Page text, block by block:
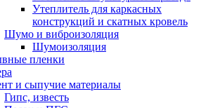
Утеплитель для каркасных
конструкций и скатных кровель
Шумо и виброизоляция
Шумоизоляция
пленки
и сыпучие материалы
Гипс, известь